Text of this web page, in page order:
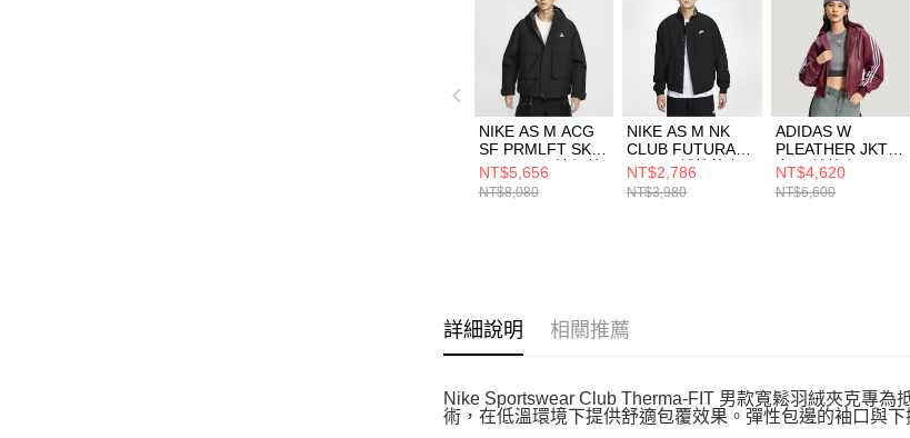
NIKE AS M ACG
SF PRMLFT SKL
PK JKT 男 連帽外
套 FV8682010
NT$5,656
NT$8,080
NIKE AS M NK
CLUB FUTURA
JKT 男 舖棉外套
FZ0657010
NT$2,786
NT$3,980
ADIDAS W
PLEATHER JKT
女 羽絨外套
KU6858
NT$4,620
NT$6,600
詳細說明 相關推薦
Nike Sportswear Club Therma-FIT 男款寬鬆羽絨夾克專
術，在低溫環境下提供舒適包覆效果。彈性包邊的袖口與下